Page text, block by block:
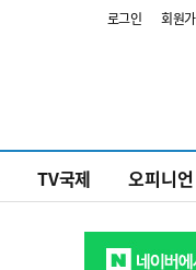
로그인 회원
TV국제 오피니언